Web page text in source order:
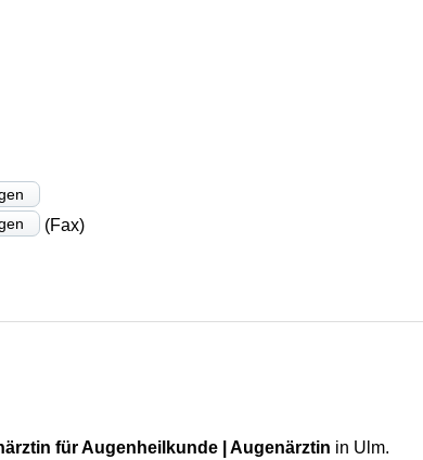
(Fax)
für Augenheilkunde | Augenärztin in Ulm.